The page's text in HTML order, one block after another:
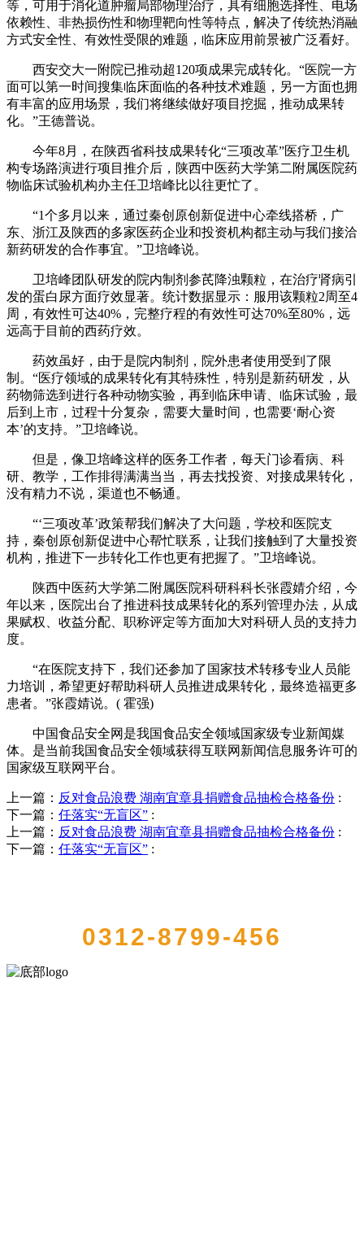
等，可用于消化道肿瘤局部物理治疗，具有细胞选择性、电场
依赖性、非热损伤性和物理靶向性等特点，解决了传统热消融
方式安全性、有效性受限的难题，临床应用前景被广泛看好。
西安交大一附院已推动超120项成果完成转化。“医院一方
面可以第一时间搜集临床面临的各种技术难题，另一方面也拥
有丰富的应用场景，我们将继续做好项目挖掘，推动成果转
化。”王德普说。
今年8月，在陕西省科技成果转化“三项改革”医疗卫生机
构专场路演进行项目推介后，陕西中医药大学第二附属医院药
物临床试验机构办主任卫培峰比以往更忙了。
“1个多月以来，通过秦创原创新促进中心牵线搭桥，广
东、浙江及陕西的多家医药企业和投资机构都主动与我们接洽
新药研发的合作事宜。”卫培峰说。
卫培峰团队研发的院内制剂参芪降浊颗粒，在治疗肾病引
发的蛋白尿方面疗效显著。统计数据显示：服用该颗粒2周至4
周，有效性可达40%，完整疗程的有效性可达70%至80%，远
远高于目前的西药疗效。
药效虽好，由于是院内制剂，院外患者使用受到了限
制。“医疗领域的成果转化有其特殊性，特别是新药研发，从
药物筛选到进行各种动物实验，再到临床申请、临床试验，最
后到上市，过程十分复杂，需要大量时间，也需要‘耐心资
本’的支持。”卫培峰说。
但是，像卫培峰这样的医务工作者，每天门诊看病、科
研、教学，工作排得满满当当，再去找投资、对接成果转化，
没有精力不说，渠道也不畅通。
“‘三项改革’政策帮我们解决了大问题，学校和医院支
持，秦创原创新促进中心帮忙联系，让我们接触到了大量投资
机构，推进下一步转化工作也更有把握了。”卫培峰说。
陕西中医药大学第二附属医院科研科科长张霞婧介绍，今
年以来，医院出台了推进科技成果转化的系列管理办法，从成
果赋权、收益分配、职称评定等方面加大对科研人员的支持力
度。
“在医院支持下，我们还参加了国家技术转移专业人员能
力培训，希望更好帮助科研人员推进成果转化，最终造福更多
患者。”张霞婧说。( 霍强)
中国食品安全网是我国食品安全领域国家级专业新闻媒
体。是当前我国食品安全领域获得互联网新闻信息服务许可的
国家级互联网平台。
上一篇： 反对食品浪费 湖南宜章县捐赠食品抽检合格备份 :
下一篇： 任落实“无盲区” :
上一篇： 反对食品浪费 湖南宜章县捐赠食品抽检合格备份 :
下一篇： 任落实“无盲区” :
0312-8799-456